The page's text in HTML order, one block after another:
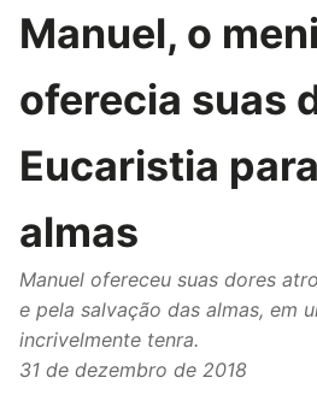
Manuel, o
oferecia suas
Eucaristia
almas
Manuel ofereceu suas dores
e pela salvação das almas, em
incrivelmente tenra.
31 de dezembro de 2018